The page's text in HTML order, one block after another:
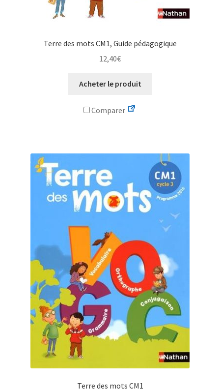
Terre des mots CM1, Guide pédagogique
12,40€
Acheter le produit
Comparer
Terre des mots CM1